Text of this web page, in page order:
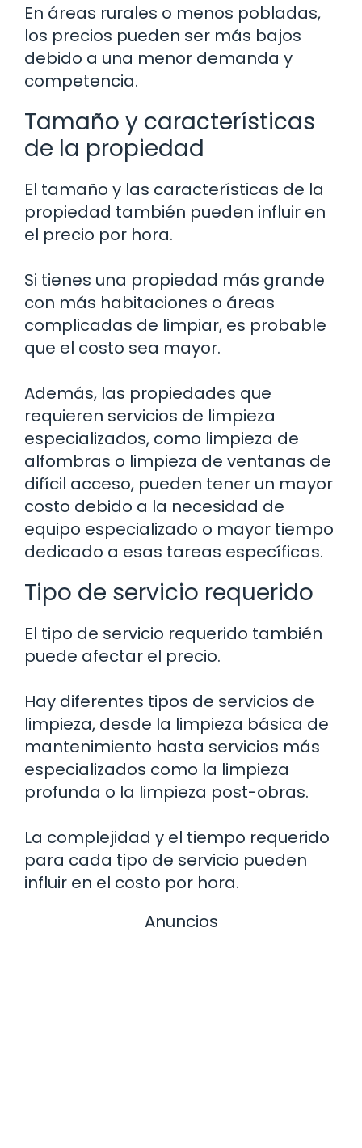
En áreas rurales o menos pobladas,
los precios pueden ser más bajos
debido a una menor demanda y
competencia.
Tamaño y características
de la propiedad
El tamaño y las características de la
propiedad también pueden influir en
el precio por hora.
Si tienes una propiedad más grande
con más habitaciones o áreas
complicadas de limpiar, es probable
que el costo sea mayor.
Además, las propiedades que
requieren servicios de limpieza
especializados, como limpieza de
alfombras o limpieza de ventanas de
difícil acceso, pueden tener un mayor
costo debido a la necesidad de
equipo especializado o mayor tiempo
dedicado a esas tareas específicas.
Tipo de servicio requerido
El tipo de servicio requerido también
puede afectar el precio.
Hay diferentes tipos de servicios de
limpieza, desde la limpieza básica de
mantenimiento hasta servicios más
especializados como la limpieza
profunda o la limpieza post-obras.
La complejidad y el tiempo requerido
para cada tipo de servicio pueden
influir en el costo por hora.
Anuncios